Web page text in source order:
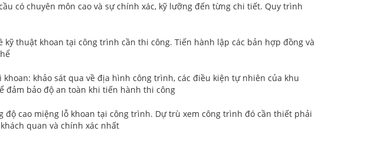
có chuyên môn cao và sự chính xác, kỹ lưỡng đến từng chi tiết. Quy trình
thuật khoan tại công trình cần thi công. Tiến hành lập các bản hợp đồng và
khảo sát qua về địa hình công trình, các điều kiện tự nhiên của khu
đảm bảo độ an toàn khi tiến hành thi công
độ cao miệng lỗ khoan tại công trình. Dự trù xem công trình đó cần thiết phải
quan và chính xác nhất